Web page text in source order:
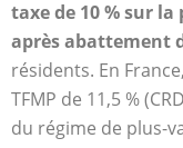
taxe de 10 % sur
après abattement
résidents. En
TFMP de 11,5 %
du régime de plus-